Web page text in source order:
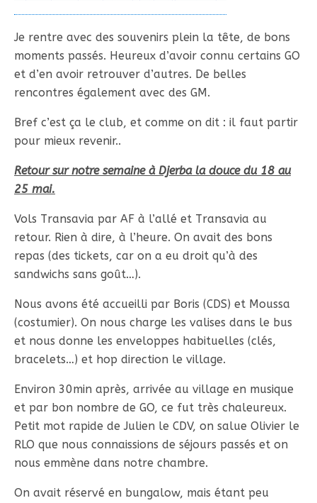
Je rentre avec des souvenirs plein la tête, de bons
moments passés. Heureux d’avoir connu certains GO
et d’en avoir retrouver d’autres. De belles
rencontres également avec des GM.
Bref c’est ça le club, et comme on dit : il faut partir
pour mieux revenir..
Retour sur notre semaine à Djerba la douce du 18 au
25 mai.
Vols Transavia par AF à l’allé et Transavia au
retour. Rien à dire, à l’heure. On avait des bons
repas (des tickets, car on a eu droit qu’à des
sandwichs sans goût…).
Nous avons été accueilli par Boris (CDS) et Moussa
(costumier). On nous charge les valises dans le bus
et nous donne les enveloppes habituelles (clés,
bracelets…) et hop direction le village.
Environ 30min après, arrivée au village en musique
et par bon nombre de GO, ce fut très chaleureux.
Petit mot rapide de Julien le CDV, on salue Olivier le
RLO que nous connaissions de séjours passés et on
nous emmène dans notre chambre.
On avait réservé en bungalow, mais étant peu